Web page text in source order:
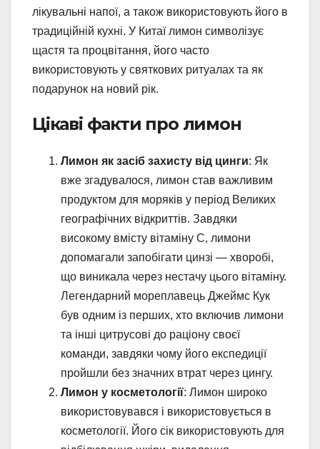
лікувальні напої, а також використовують його в
традиційній кухні. У Китаї лимон символізує
щастя та процвітання, його часто
використовують у святкових ритуалах та як
подарунок на новий рік.
Цікаві факти про лимон
Лимон як засіб захисту від цинги: Як
вже згадувалося, лимон став важливим
продуктом для моряків у період Великих
географічних відкриттів. Завдяки
високому вмісту вітаміну C, лимони
допомагали запобігати цинзі — хворобі,
що виникала через нестачу цього вітаміну.
Легендарний мореплавець Джеймс Кук
був одним із перших, хто включив лимони
та інші цитрусові до раціону своєї
команди, завдяки чому його експедиції
пройшли без значних втрат через цингу.
Лимон у косметології: Лимон широко
використовувався і використовується в
косметології. Його сік використовують для